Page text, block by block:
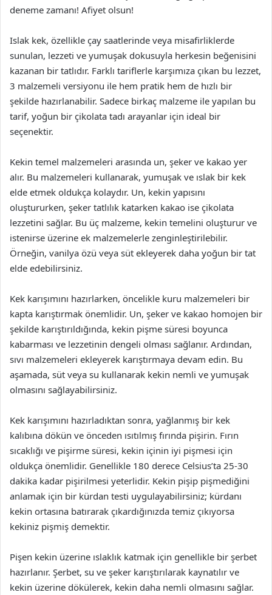
deneme zamanı! Afiyet olsun!
Islak kek, özellikle çay saatlerinde veya misafirliklerde
sunulan, lezzeti ve yumuşak dokusuyla herkesin beğenisini
kazanan bir tatlıdır. Farklı tariflerle karşımıza çıkan bu lezzet,
3 malzemeli versiyonu ile hem pratik hem de hızlı bir
şekilde hazırlanabilir. Sadece birkaç malzeme ile yapılan bu
tarif, yoğun bir çikolata tadı arayanlar için ideal bir
seçenektir.
Kekin temel malzemeleri arasında un, şeker ve kakao yer
alır. Bu malzemeleri kullanarak, yumuşak ve ıslak bir kek
elde etmek oldukça kolaydır. Un, kekin yapısını
oluştururken, şeker tatlılık katarken kakao ise çikolata
lezzetini sağlar. Bu üç malzeme, kekin temelini oluşturur ve
istenirse üzerine ek malzemelerle zenginleştirilebilir.
Örneğin, vanilya özü veya süt ekleyerek daha yoğun bir tat
elde edebilirsiniz.
Kek karışımını hazırlarken, öncelikle kuru malzemeleri bir
kapta karıştırmak önemlidir. Un, şeker ve kakao homojen bir
şekilde karıştırıldığında, kekin pişme süresi boyunca
kabarması ve lezzetinin dengeli olması sağlanır. Ardından,
sıvı malzemeleri ekleyerek karıştırmaya devam edin. Bu
aşamada, süt veya su kullanarak kekin nemli ve yumuşak
olmasını sağlayabilirsiniz.
Kek karışımını hazırladıktan sonra, yağlanmış bir kek
kalıbına dökün ve önceden ısıtılmış fırında pişirin. Fırın
sıcaklığı ve pişirme süresi, kekin içinin iyi pişmesi için
oldukça önemlidir. Genellikle 180 derece Celsius’ta 25-30
dakika kadar pişirilmesi yeterlidir. Kekin pişip pişmediğini
anlamak için bir kürdan testi uygulayabilirsiniz; kürdanı
kekin ortasına batırarak çıkardığınızda temiz çıkıyorsa
kekiniz pişmiş demektir.
Pişen kekin üzerine ıslaklık katmak için genellikle bir şerbet
hazırlanır. Şerbet, su ve şeker karıştırılarak kaynatılır ve
kekin üzerine dökülerek, kekin daha nemli olmasını sağlar.